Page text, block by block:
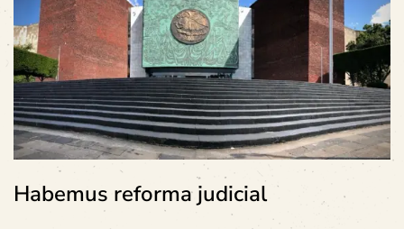
Habemus reforma judicial